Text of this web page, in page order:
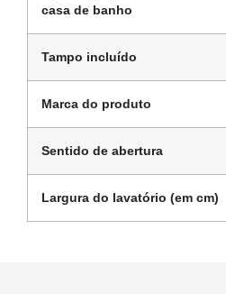
casa de banho
Tampo incluído
Marca do produto
Sentido de abertura
Largura do lavatório (em cm)